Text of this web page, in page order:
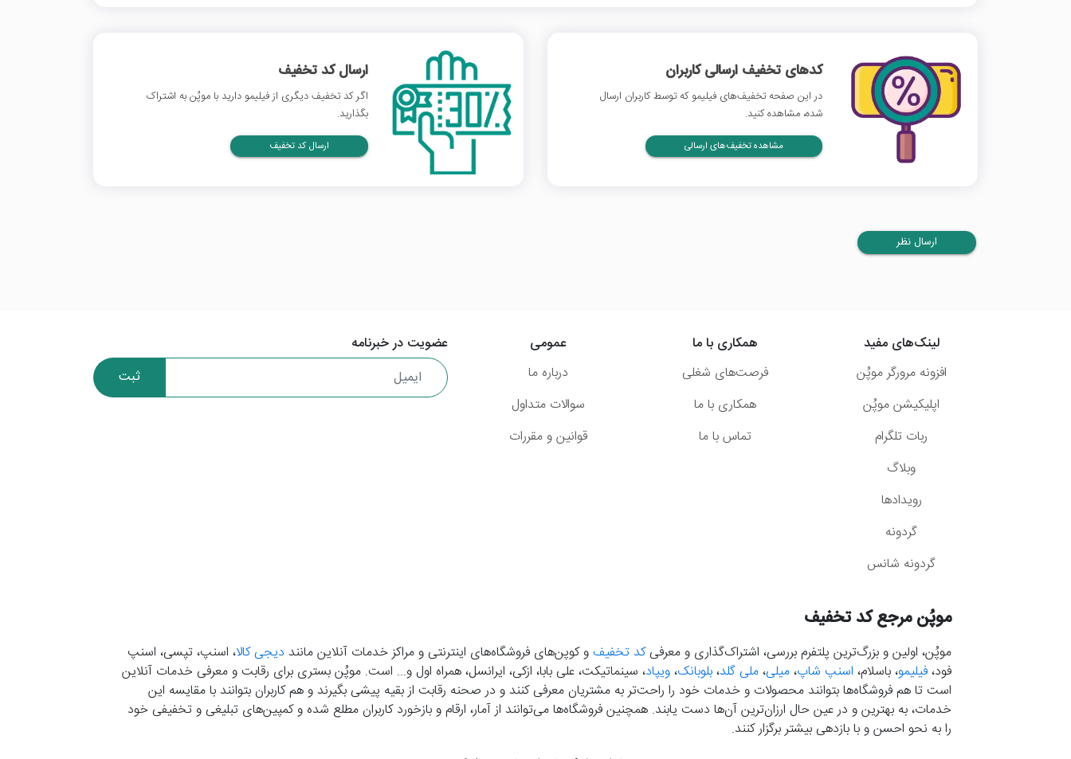
کدهای تخفیف ارسالی کاربران
در این صفحه تخفیف‌های فیلیمو که توسط کاربران ارسال
شده، مشاهده کنید.
مشاهده تخفیف‌های ارسالی
ارسال کد تخفیف
اگر کد تخفیف دیگری از فیلیمو دارید با موپُن به اشتراک
بگذارید.
ارسال کد تخفیف
ارسال نظر
عضویت در خبرنامه
ثبت
لینک‌های مفید
افزونه مرورگر موپُن
اپلیکیشن موپُن
ربات تلگرام
وبلاگ
رویدادها
گردونه
گردونه شانس
همکاری با ما
فرصت‌های شغلی
همکاری با ما
تماس با ما
عمومی
درباره ما
سوالات متداول
قوانین و مقررات
موپُن مرجع کد تخفیف
موپُن، اولین و بزرگ‌ترین پلتفرم بررسی، اشتراک‌گذاری و معرفیکد تخفیفو کوپن‌های فروشگاه‌های اینترنتی و مراکز خدمات آنلاین مانند دیجی کالا، اسنپ، تپسی، اسنپ
فود، فیلیمو، باسلام، اسنپ شاپ، میلی، ملی گلد، بلوبانک، ویپاد، سینماتیکت، علی بابا، ازکی، ایرانسل، همراه اول و... است. موپُن بستری برای رقابت و معرفی خدمات آنلاین
است تا هم فروشگاه‌ها بتوانند محصولات و خدمات خود را راحت‌تر به مشتریان معرفی کنند و در صحنه رقابت از بقیه پیشی بگیرند و هم کاربران بتوانند با مقایسه این
خدمات، به بهترین و در عین حال ارزان‌ترین آن‌ها دست‌ یابند. همچنین فروشگاه‌ها می‌توانند از آمار، ارقام و بازخورد کاربران مطلع شده و کمپین‌های تبلیغی و تخفیفی خود
را به نحو احسن و با بازدهی بیشتر برگزار کنند.